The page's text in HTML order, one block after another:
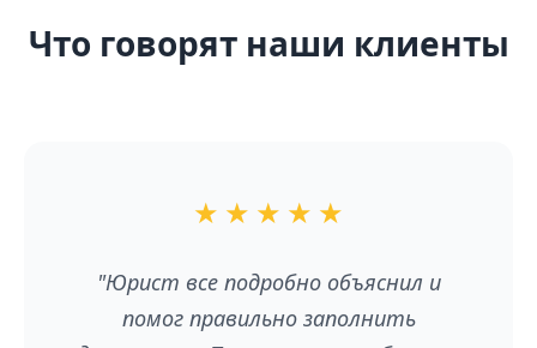
Что говорят наши клиенты
★ ★ ★ ★ ★
"Юрист все подробно объяснил и
помог правильно заполнить